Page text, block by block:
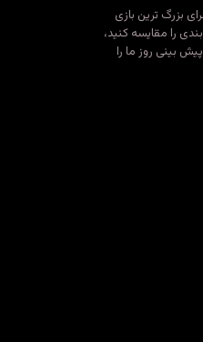
بزرگ ترین بازی
را مقایسه کنید،
بینی روز ما را